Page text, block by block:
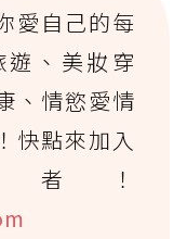
愛自己的每
、美妝穿
、情慾愛情
快點來加入
！